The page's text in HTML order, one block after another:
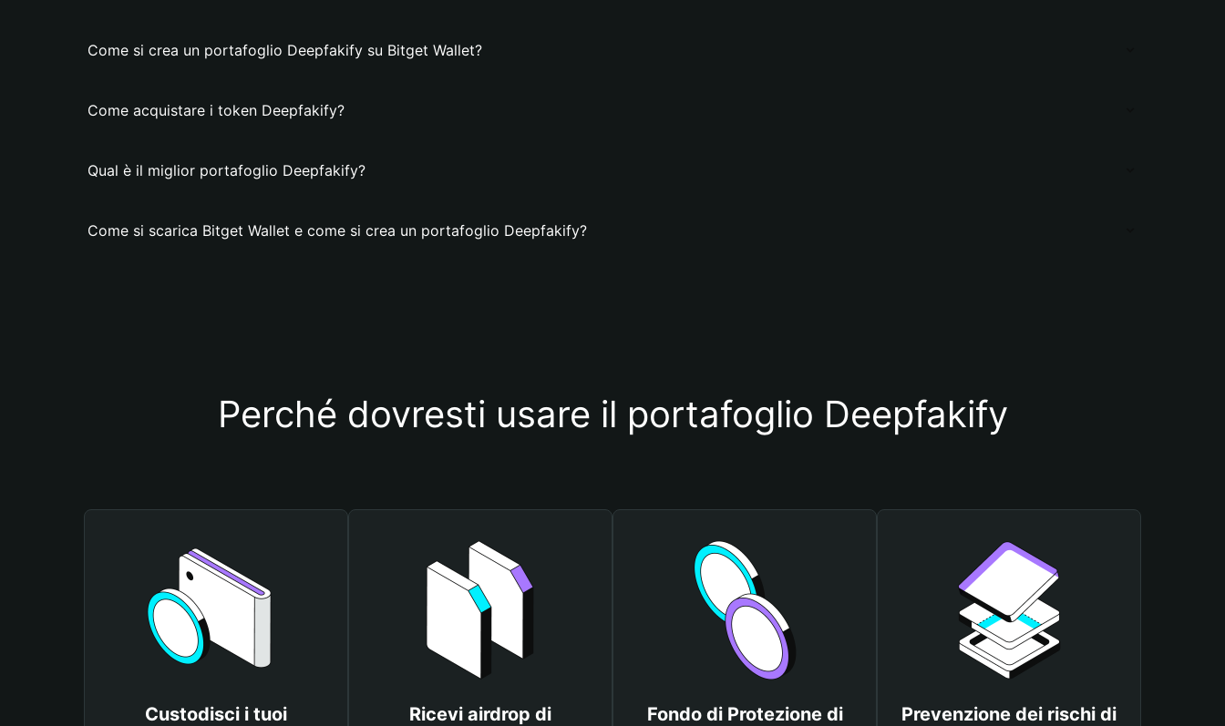
Come si crea un portafoglio Deepfakify su Bitget Wallet?
Come acquistare i token Deepfakify?
Qual è il miglior portafoglio Deepfakify?
Come si scarica Bitget Wallet e come si crea un portafoglio Deepfakify?
Perché dovresti usare il portafoglio Deepfakify
Custodisci i tuoi
Ricevi airdrop di
Fondo di Protezione di
Prevenzione dei rischi di